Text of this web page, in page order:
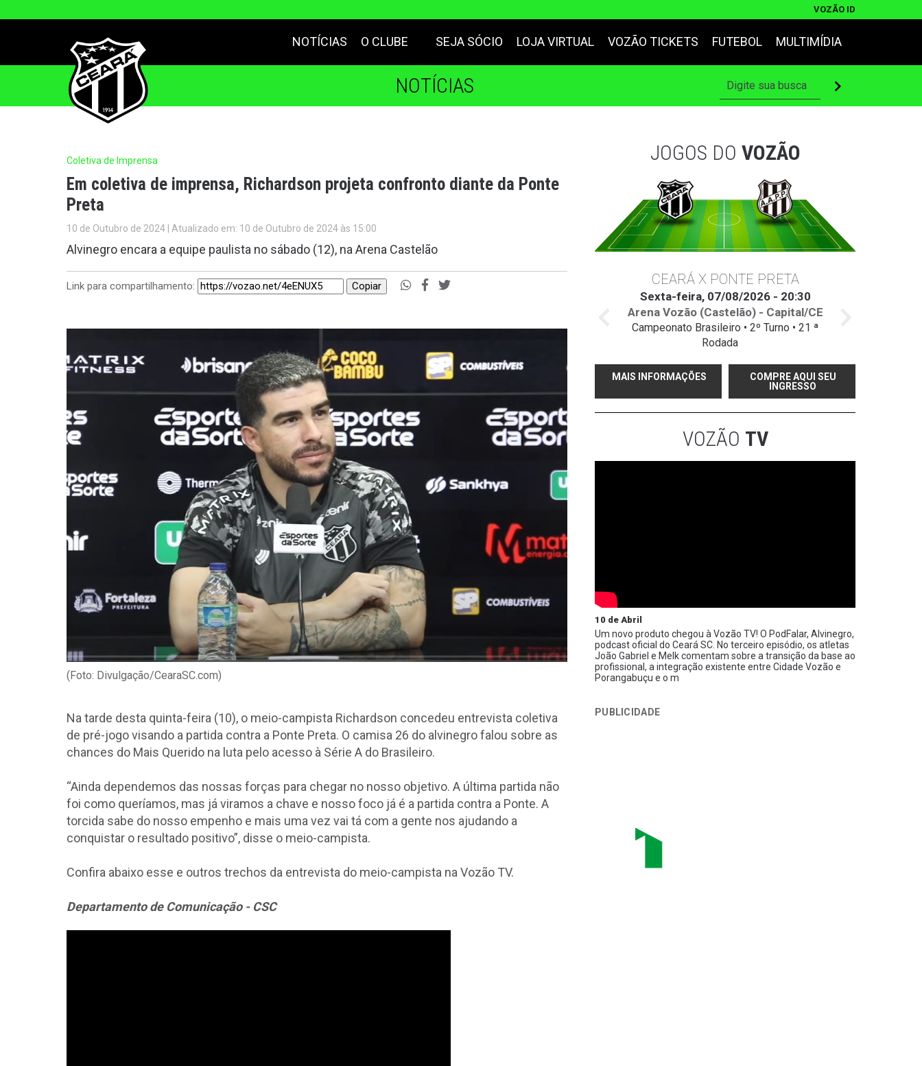
VOZÃO ID
NOTÍCIAS O CLUBE SEJA SÓCIO LOJA VIRTUAL VOZÃO TICKETS FUTEBOL MULTIMÍDIA
NOTÍCIAS
Coletiva de Imprensa
Em coletiva de imprensa, Richardson projeta confronto diante da Ponte
Preta
10 de Outubro de 2024 | Atualizado em: 10 de Outubro de 2024 às 15:00
Alvinegro encara a equipe paulista no sábado (12), na Arena Castelão
Link para compartilhamento: Copiar
(Foto: Divulgação/CearaSC.com)
Na tarde desta quinta-feira (10), o meio-campista Richardson concedeu entrevista coletiva
de pré-jogo visando a partida contra a Ponte Preta. O camisa 26 do alvinegro falou sobre as
chances do Mais Querido na luta pelo acesso à Série A do Brasileiro.
“Ainda dependemos das nossas forças para chegar no nosso objetivo. A última partida não
foi como queríamos, mas já viramos a chave e nosso foco já é a partida contra a Ponte. A
torcida sabe do nosso empenho e mais uma vez vai tá com a gente nos ajudando a
conquistar o resultado positivo”, disse o meio-campista.
Confira abaixo esse e outros trechos da entrevista do meio-campista na Vozão TV.
Departamento de Comunicação - CSC
JOGOS DO VOZÃO
CEARÁ X PONTE PRETA
Sexta-feira, 07/08/2026 - 20:30
Arena Vozão (Castelão) - Capital/CE
Campeonato Brasileiro • 2º Turno • 21 ª
Rodada
MAIS INFORMAÇÕES
COMPRE AQUI SEU
INGRESSO
VOZÃO TV
10 de Abril
Um novo produto chegou à Vozão TV! O PodFalar, Alvinegro,
podcast oficial do Ceará SC. No terceiro episódio, os atletas
João Gabriel e Melk comentam sobre a transição da base ao
profissional, a integração existente entre Cidade Vozão e
Porangabuçu e o m
PUBLICIDADE